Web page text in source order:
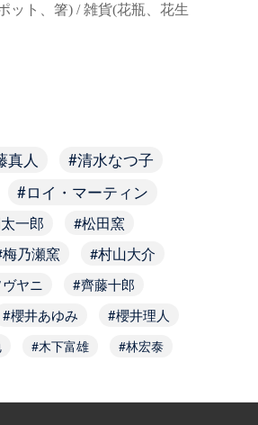
ット、箸) / 雑貨(花瓶、花生
真人
清水なつ子
ロイ・マーティン
一郎
松田窯
梅乃瀬窯 村山大介
ヤニ
齊藤十郎
櫻井あゆみ
櫻井理人
木下富雄 林宏泰